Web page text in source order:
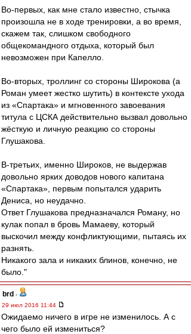
Во-первых, как мне стало известно, стычка
произошла не в ходе тренировки, а во время,
скажем так, слишком свободного
общекомандного отдыха, который был
невозможен при Капелло.
Во-вторых, троллинг со стороны Широкова (а
Роман умеет жестко шутить) в контексте ухода
из «Спартака» и мгновенного завоевания
титула с ЦСКА действительно вызвал довольно
жёсткую и личную реакцию со стороны
Глушакова.
В-третьих, именно Широков, не выдержав
довольно ярких доводов нового капитана
«Спартака», первым попытался ударить
Дениса, но неудачно.
Ответ Глушакова предназначался Роману, но
кулак попал в бровь Мамаеву, который
выскочил между конфликтующими, пытаясь их
разнять.
Никакого зала и никаких блинов, конечно, не
было."
brd -
29 июл 2016 11:44
Ожидаемо ничего в игре не изменилось. А с
чего было ей измениться?